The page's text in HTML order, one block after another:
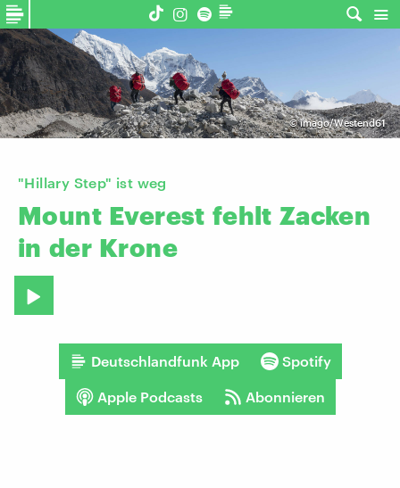
©imago/Westend61
"Hillary Step" ist weg
Mount Everest fehlt Zacken
in der Krone
Deutschlandfunk App Spotify
Apple Podcasts Abonnieren